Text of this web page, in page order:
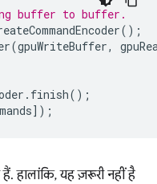
buffer to buffer.
();
(gpuWriteBuffer,
. finish();
]);
हालांकि, यह ज़रूरी नहीं है